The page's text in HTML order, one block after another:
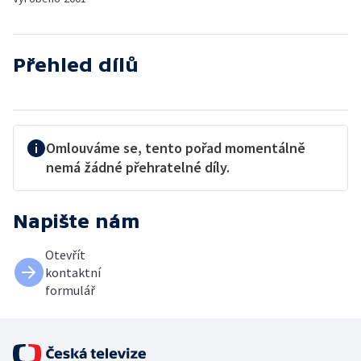
Přehled dílů
Omlouváme se, tento pořad momentálně
nemá žádné přehratelné díly.
Napište nám
Otevřít
kontaktní
formulář